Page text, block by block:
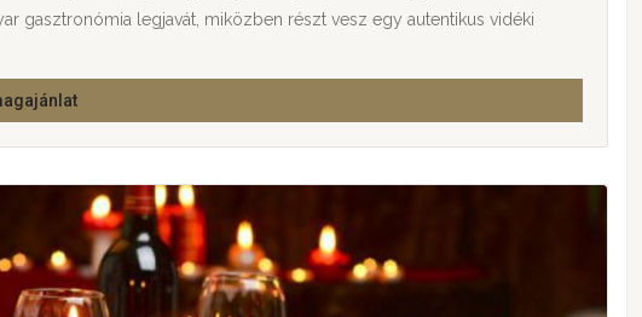
gasztronómia legjavát, miközben részt vesz egy autentikus vidéki